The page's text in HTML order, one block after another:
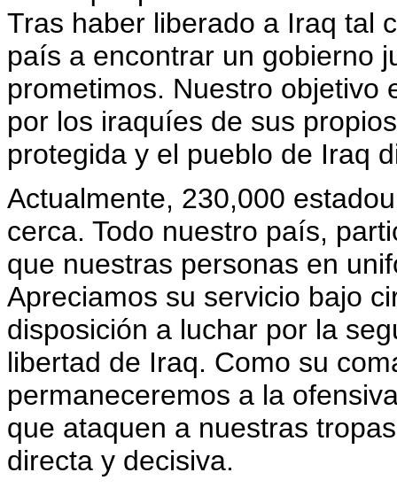
Tras haber liberado a Iraq tal
país a encontrar un gobierno
prometimos. Nuestro objetivo
por los iraquíes de sus
protegida y el pueblo de Iraq
Actualmente, 230,000
cerca. Todo nuestro país,
que nuestras personas en
Apreciamos su servicio bajo
disposición a luchar por la
libertad de Iraq. Como su
permaneceremos a la
que ataquen a nuestras
directa y decisiva.